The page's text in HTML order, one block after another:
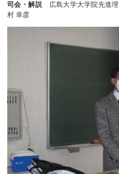
司会・解説 広島大学大学院先
村 幸彦